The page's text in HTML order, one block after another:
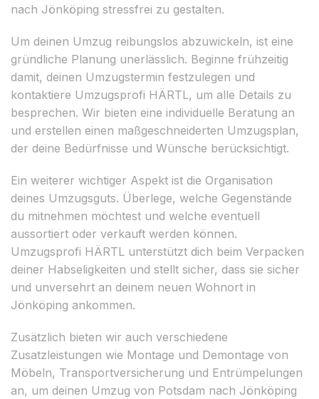
nach Jönköping stressfrei zu gestalten.
Um deinen Umzug reibungslos abzuwickeln, ist eine
gründliche Planung unerlässlich. Beginne frühzeitig
damit, deinen Umzugstermin festzulegen und
kontaktiere Umzugsprofi HÄRTL, um alle Details zu
besprechen. Wir bieten eine individuelle Beratung an
und erstellen einen maßgeschneiderten Umzugsplan,
der deine Bedürfnisse und Wünsche berücksichtigt.
Ein weiterer wichtiger Aspekt ist die Organisation
deines Umzugsguts. Überlege, welche Gegenstände
du mitnehmen möchtest und welche eventuell
aussortiert oder verkauft werden können.
Umzugsprofi HÄRTL unterstützt dich beim Verpacken
deiner Habseligkeiten und stellt sicher, dass sie sicher
und unversehrt an deinem neuen Wohnort in
Jönköping ankommen.
Zusätzlich bieten wir auch verschiedene
Zusatzleistungen wie Montage und Demontage von
Möbeln, Transportversicherung und Entrümpelungen
an, um deinen Umzug von Potsdam nach Jönköping